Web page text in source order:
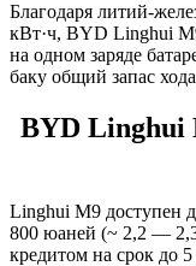
Благодаря литий-
кВт·ч, BYD Linghui
на одном заряде
баку общий запас
BYD Linghui
Linghui M9 доступен
800 юаней (~ 2,2 —
кредитом на срок до 5